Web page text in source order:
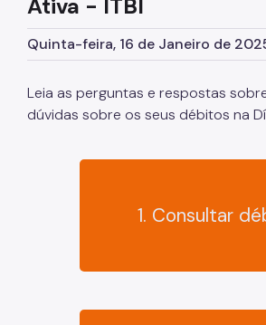
Notícias
Área do Servidor
Biblioteca Digital (Pareceres,
Ativa - ITBI
Quinta-feira, 16 de Janeiro de
Leia as perguntas e respostas
dúvidas sobre os seus débitos na
1. Consultar